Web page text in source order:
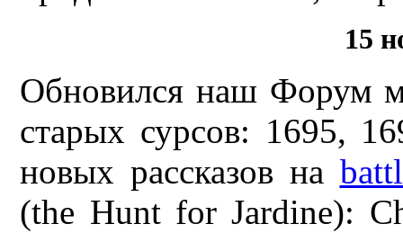
15
Обновился наш Форум
старых сурсов: 1695,
новых рассказов на
(the Hunt for Jardine):